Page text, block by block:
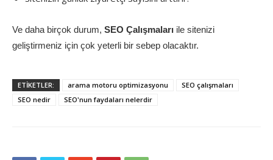
Ve daha birçok durum, SEO Çalışmaları ile sitenizi
geliştirmeniz için çok yeterli bir sebep olacaktır.
ETİKETLER: arama motoru optimizasyonu
SEO çalışmaları
SEO nedir
SEO'nun faydaları nelerdir